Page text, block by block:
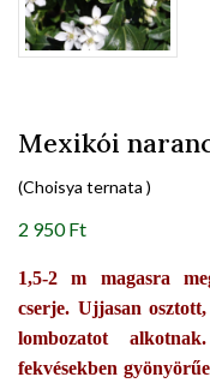
Mexikói
(Choisya ternata )
2 950 Ft
1,5-2 m magasra
cserje. Ujjasan
lombozatot
fekvésekben